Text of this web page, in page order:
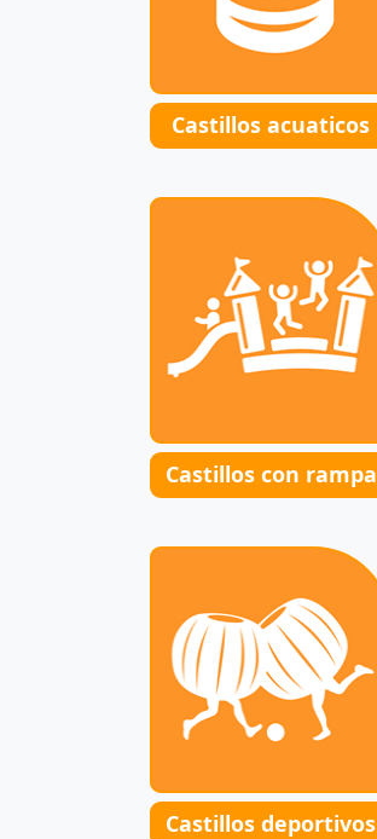
Castillos acuaticos
Castillos con rampa
Castillos deportivos